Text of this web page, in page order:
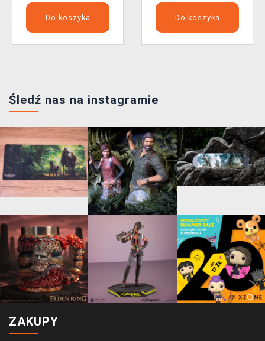
Do koszyka Do koszyka
Śledź nas na instagramie
ZAKUPY